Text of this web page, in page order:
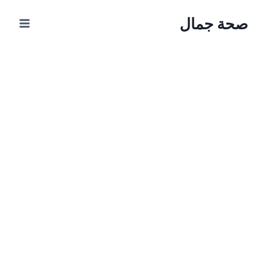
صحة جمال